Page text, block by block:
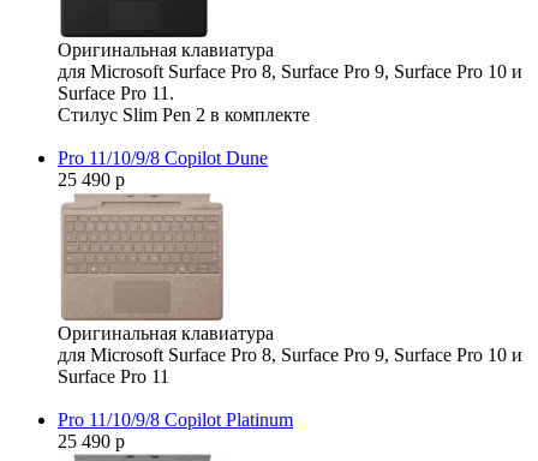
Оригинальная клавиатура
для Microsoft Surface Pro 8, Surface Pro 9, Surface Pro 10 и
Surface Pro 11.
Стилус Slim Pen 2 в комплекте
Pro 11/10/9/8 Copilot Dune
25 490 р
Оригинальная клавиатура
для Microsoft Surface Pro 8, Surface Pro 9, Surface Pro 10 и
Surface Pro 11
Pro 11/10/9/8 Copilot Platinum
25 490 р